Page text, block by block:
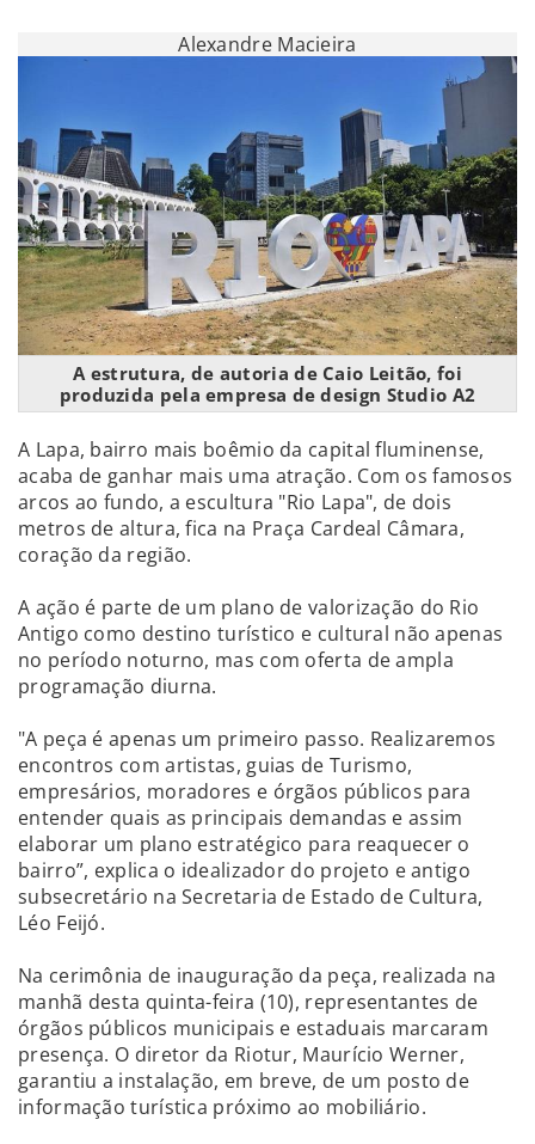
Alexandre Macieira
A estrutura, de autoria de Caio Leitão, foi
produzida pela empresa de design Studio A2
A Lapa, bairro mais boêmio da capital fluminense,
acaba de ganhar mais uma atração. Com os famosos
arcos ao fundo, a escultura "Rio Lapa", de dois
metros de altura, fica na Praça Cardeal Câmara,
coração da região.
A ação é parte de um plano de valorização do Rio
Antigo como destino turístico e cultural não apenas
no período noturno, mas com oferta de ampla
programação diurna.
"A peça é apenas um primeiro passo. Realizaremos
encontros com artistas, guias de Turismo,
empresários, moradores e órgãos públicos para
entender quais as principais demandas e assim
elaborar um plano estratégico para reaquecer o
bairro”, explica o idealizador do projeto e antigo
subsecretário na Secretaria de Estado de Cultura,
Léo Feijó.
Na cerimônia de inauguração da peça, realizada na
manhã desta quinta-feira (10), representantes de
órgãos públicos municipais e estaduais marcaram
presença. O diretor da Riotur, Maurício Werner,
garantiu a instalação, em breve, de um posto de
informação turística próximo ao mobiliário.